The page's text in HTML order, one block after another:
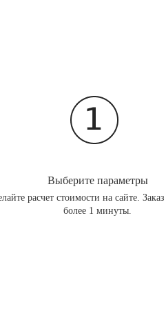
Выберите параметры
расчет стоимости на сайте.
более 1 минуты.